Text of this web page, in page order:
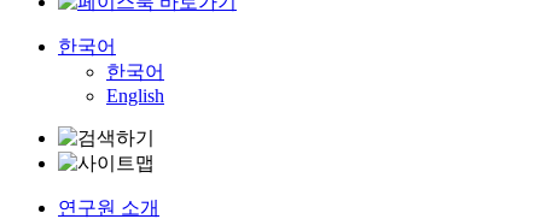
한국어
한국어
English
연구원 소개